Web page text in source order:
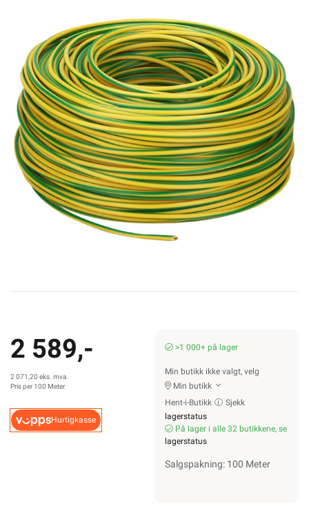
2 589,-
2 071,20 eks. mva.
Pris per 100 Meter
Hurtigkasse
>1 000+ på lager
Min butikk ikke valgt, velg
Min butikk
Hent-i-Butikk
Sjekk
lagerstatus
På lager i alle 32 butikkene, se
lagerstatus
Salgspakning: 100 Meter